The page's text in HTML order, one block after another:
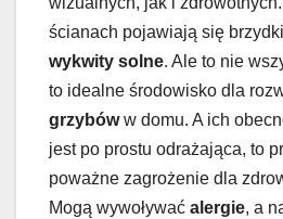
ścianach pojawiają się
wykwity solne. Ale to nie
to idealne środowisko dla
grzybóww domu. A ich
jest po prostu odrażająca, to
poważne zagrożenie dla
Mogą wywoływać alergie, a